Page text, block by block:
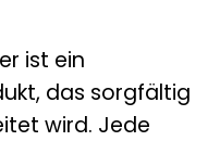
ist ein
das sorgfältig
wird. Jede